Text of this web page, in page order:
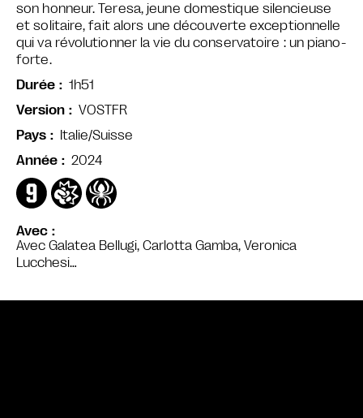
Avec
Avec Galatea Bellugi, Carlotta Gamba, Veronica
Lucchesi…
son honneur. Teresa, jeune domestique silencieuse
et solitaire, fait alors une découverte exceptionnelle
qui va révolutionner la vie du conservatoire : un piano-
forte.
Durée
1h51
Version
VOSTFR
Pays
Italie/Suisse
Année
2024